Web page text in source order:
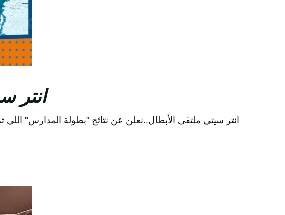
انتر
انتر سيتي ملتقى الأبطال..نعلن عن نتائج "بطولة المدارس"